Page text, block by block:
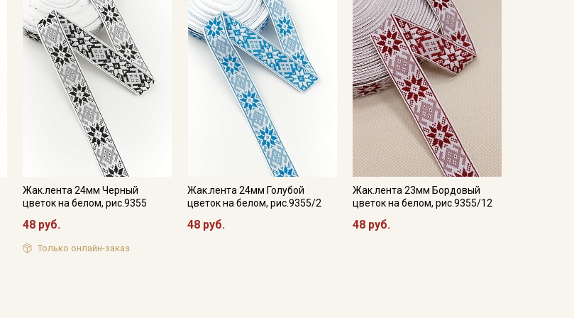
Жак.лента 24мм Черный
цветок на белом, рис.9355
48 руб.
Только онлайн-заказ
Жак.лента 24мм Голубой
цветок на белом, рис.9355/2
48 руб.
Жак.лента 23мм Бордовый
цветок на белом, рис.9355/12
48 руб.
Секретная рассылка от